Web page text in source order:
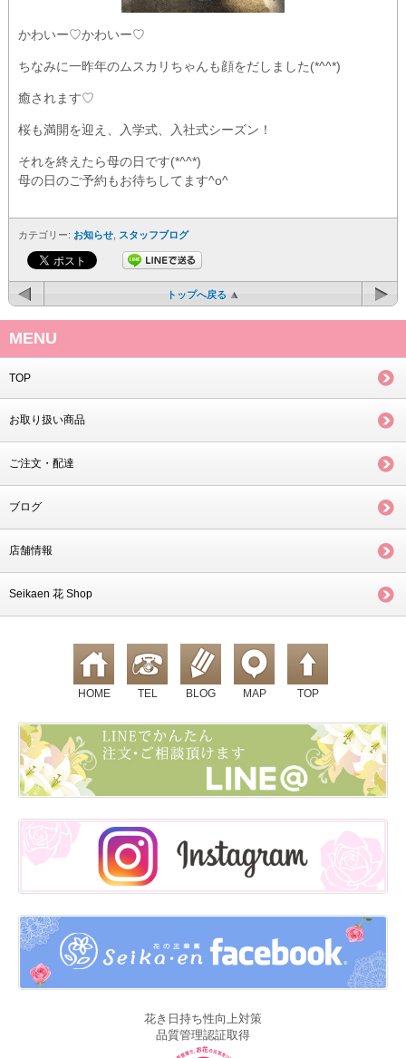
かわいー♡かわいー♡
ちなみに一昨年のムスカリちゃんも顔をだしました(*^^*)
癒されます♡
桜も満開を迎え、入学式、入社式シーズン！
それを終えたら母の日です(*^^*)
母の日のご予約もお待ちしてます^o^
カテゴリー: お知らせ スタッフブログ
トップへ戻る
MENU
TOP
お取り扱い商品
ご注文・配達
ブログ
店舗情報
Seikaen 花 Shop
HOME TEL BLOG MAP TOP
花き日持ち性向上対策
品質管理認証取得